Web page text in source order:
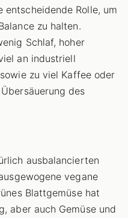
entscheidende Rolle, um
zu halten.
Schlaf, hoher
an industriell
zu viel Kaffee oder
des
ausbalancierten
vegane
Blattgemüse hat
aber auch Gemüse und